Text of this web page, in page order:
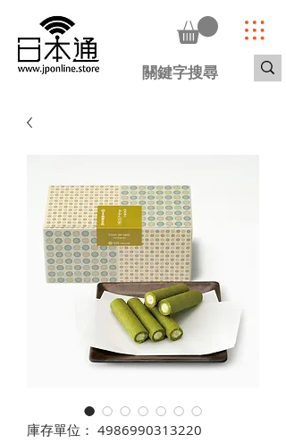
庫存單位： 4986990313220